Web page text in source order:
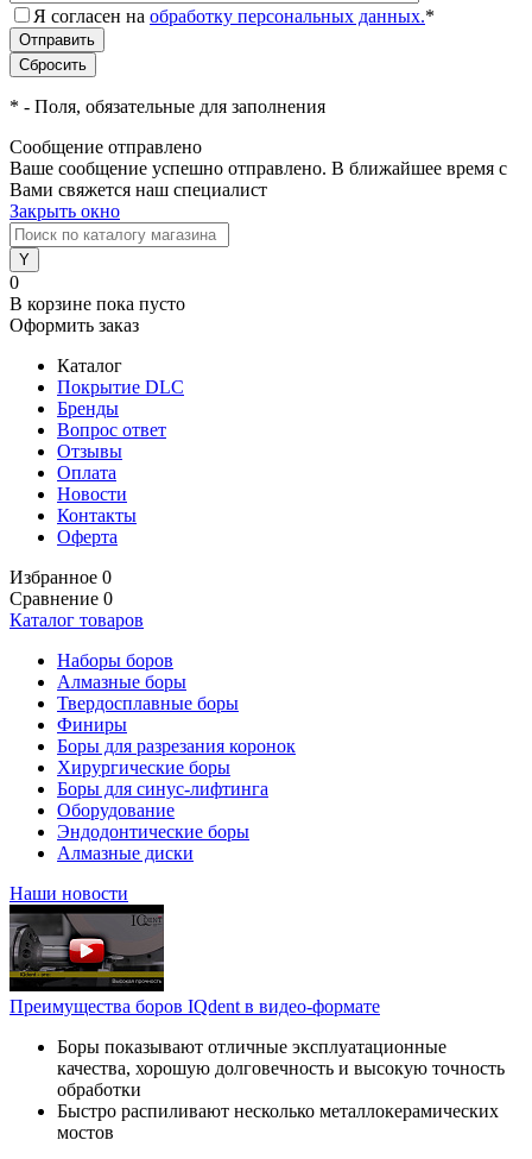
Я согласен на обработку персональных данных.*
* - Поля, обязательные для заполнения
Сообщение отправлено
Ваше сообщение успешно отправлено. В ближайшее время с
Вами свяжется наш специалист
Закрыть окно
0
В корзине пока пусто
Оформить заказ
Каталог
Покрытие DLC
Бренды
Вопрос ответ
Отзывы
Оплата
Новости
Контакты
Оферта
Избранное 0
Сравнение 0
Каталог товаров
Наборы боров
Алмазные боры
Твердосплавные боры
Финиры
Боры для разрезания коронок
Хирургические боры
Боры для синус-лифтинга
Оборудование
Эндодонтические боры
Алмазные диски
Наши новости
Преимущества боров IQdent в видео-формате
Боры показывают отличные эксплуатационные
качества, хорошую долговечность и высокую точность
обработки
Быстро распиливают несколько металлокерамических
мостов